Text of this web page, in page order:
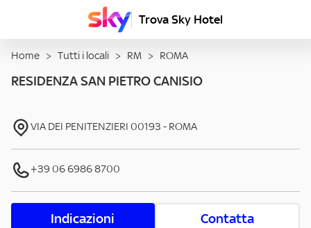
Trova Sky Hotel
Home > Tutti i locali > RM > ROMA
RESIDENZA SAN PIETRO CANISIO
VIA DEI PENITENZIERI 00193 - ROMA
+39 06 6986 8700
Indicazioni Contatta